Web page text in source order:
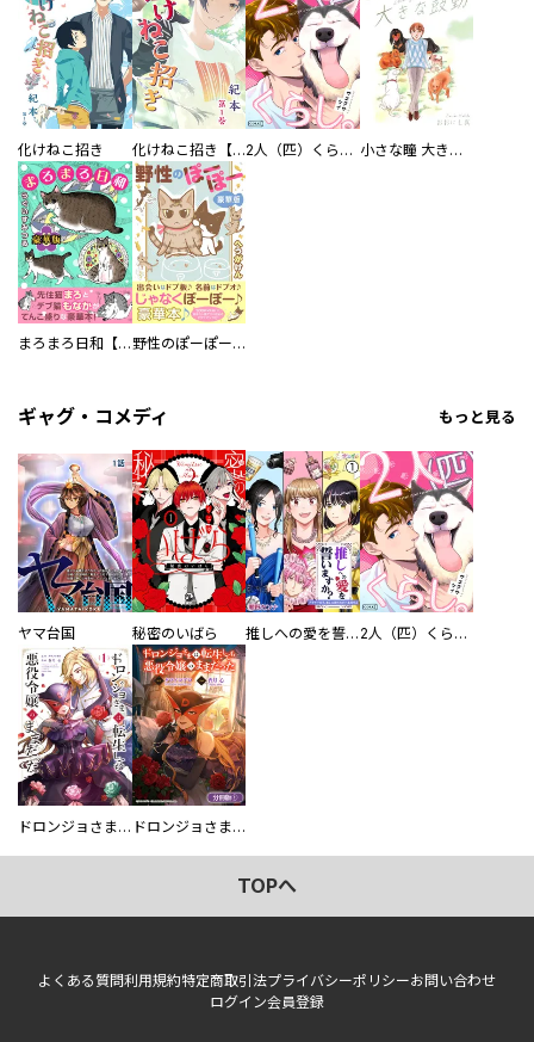
化けねこ招き 化けねこ招き【描きおろし付合冊版】 2人（匹）くらし。 小さな瞳 大きな鼓動
まろまろ日和【豪華版】 野性のぽーぽー【豪華版】
ギャグ・コメディ もっと見る
ヤマ台国 秘密のいばら 推しへの愛を誓いますか？～アラサー女子、推しは逃げぬが人生逃げる～ 2人（匹）くらし。
ドロンジョさまは転生しても悪役令嬢のままだった ドロンジョさまは転生しても悪役令嬢のままだった【分冊版】
TOPへ
よくある質問利用規約特定商取引法プライバシーポリシーお問い合わせ
ログイン会員登録